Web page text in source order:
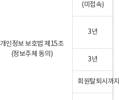
개인정보 보호법 제15조
(정보주체 동의)
(미접속)
3년
3년
회원탈퇴시까